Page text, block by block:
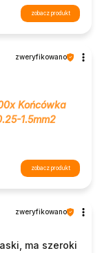
zobacz produkt
zweryfikowano
Końcówka
1.5mm2
zobacz produkt
zweryfikowano
ma szeroki